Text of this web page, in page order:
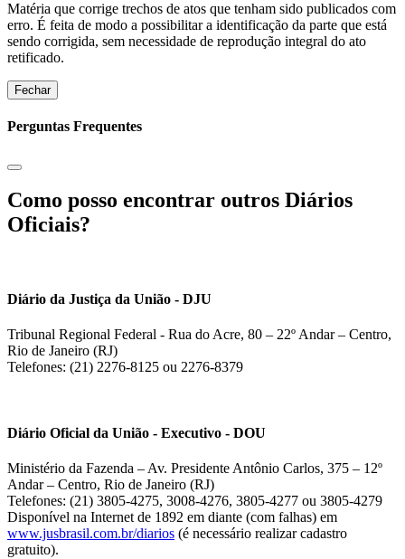
Matéria que corrige trechos de atos que tenham sido publicados com
erro. É feita de modo a possibilitar a identificação da parte que está
sendo corrigida, sem necessidade de reprodução integral do ato
retificado.
Fechar
Perguntas Frequentes
Como posso encontrar outros Diários
Oficiais?
Diário da Justiça da União - DJU
Tribunal Regional Federal - Rua do Acre, 80 – 22º Andar – Centro,
Rio de Janeiro (RJ)
Telefones: (21) 2276-8125 ou 2276-8379
Diário Oficial da União - Executivo - DOU
Ministério da Fazenda – Av. Presidente Antônio Carlos, 375 – 12º
Andar – Centro, Rio de Janeiro (RJ)
Telefones: (21) 3805-4275, 3008-4276, 3805-4277 ou 3805-4279
Disponível na Internet de 1892 em diante (com falhas) em
www.jusbrasil.com.br/diarios (é necessário realizar cadastro
gratuito).